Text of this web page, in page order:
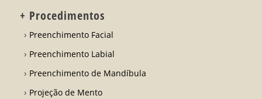
+ Procedimentos
Preenchimento Facial
Preenchimento Labial
Preenchimento de Mandíbula
Projeção de Mento